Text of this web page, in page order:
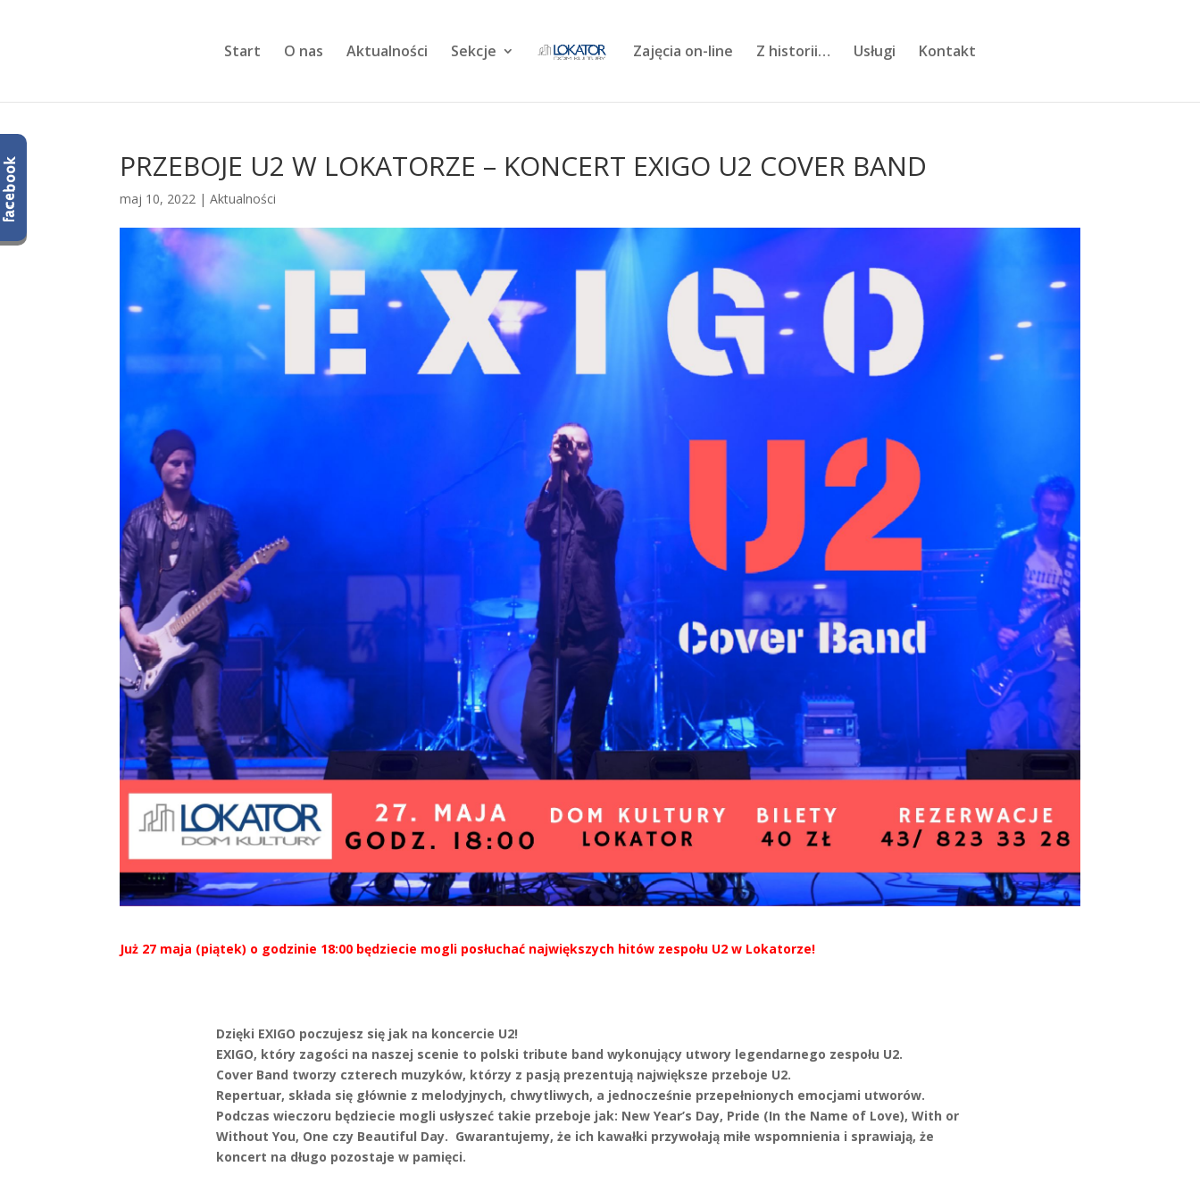
Start O nas Aktualności Sekcje Zajęcia on-line Z historii… Usługi Kontakt
PRZEBOJE U2 W LOKATORZE – KONCERT EXIGO U2 COVER BAND
maj 10, 2022 |Aktualności
Już 27 maja (piątek) o godzinie 18:00 będziecie mogli posłuchać największych hitów zespołu U2 w Lokatorze!
Dzięki EXIGO poczujesz się jak na koncercie U2!
EXIGO, który zagości na naszej scenie to polski tribute band wykonujący utwory legendarnego zespołu U2.
Cover Band tworzy czterech muzyków, którzy z pasją prezentują największe przeboje U2.
Repertuar, składa się głównie z melodyjnych, chwytliwych, a jednocześnie przepełnionych emocjami utworów.
Podczas wieczoru będziecie mogli usłyszeć takie przeboje jak: New Year’s Day, Pride (In the Name of Love), With or
Without You, One czy Beautiful Day. Gwarantujemy, że ich kawałki przywołają miłe wspomnienia i sprawiają, że
koncert na długo pozostaje w pamięci.